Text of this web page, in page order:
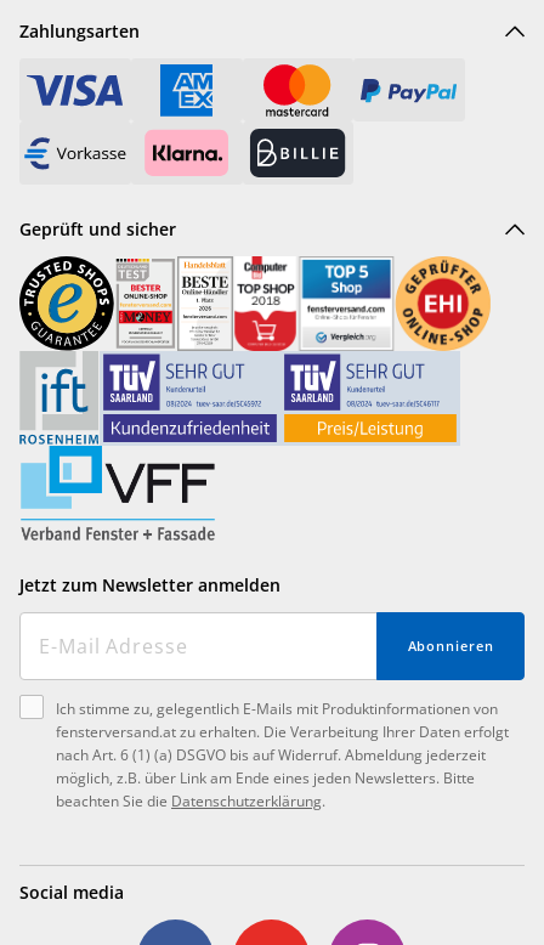
Zahlungsarten
Geprüft und sicher
Jetzt zum Newsletter anmelden
Abonnieren
Ich stimme zu, gelegentlich E-Mails mit Produktinformationen von
fensterversand.at zu erhalten. Die Verarbeitung Ihrer Daten erfolgt
nach Art. 6 (1) (a) DSGVO bis auf Widerruf. Abmeldung jederzeit
möglich, z.B. über Link am Ende eines jeden Newsletters. Bitte
beachten Sie die Datenschutzerklärung.
Social media